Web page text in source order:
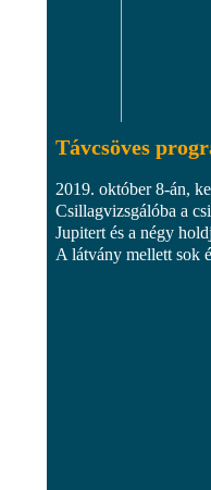
Távcsöves
2019. október 8-án,
Csillagvizsgálóba a
Jupitert és a négy
A látvány mellett sok